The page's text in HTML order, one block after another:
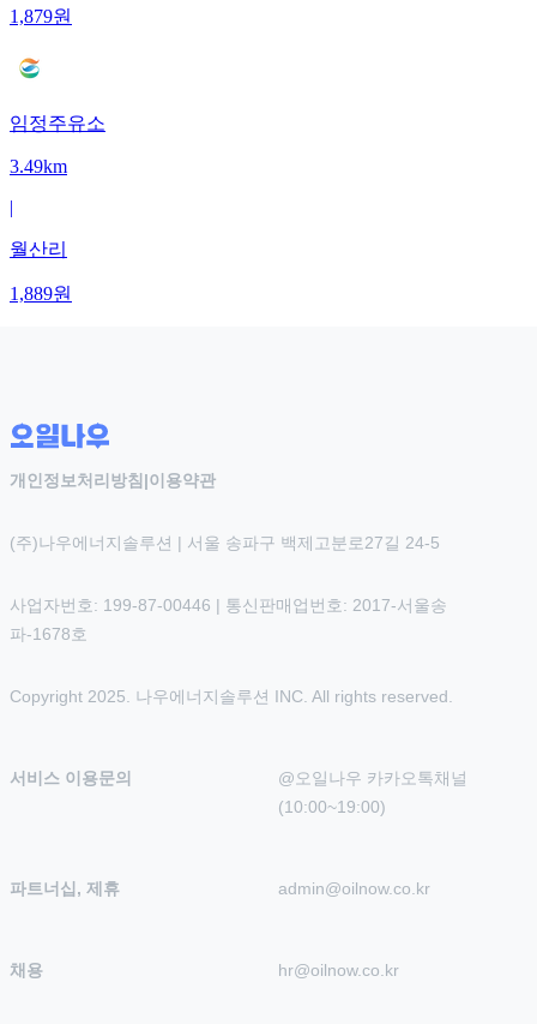
1,879원
임정주유소
3.49km
|
월산리
1,889원
개인정보처리방침 |이용약관
(주)나우에너지솔루션 | 서울 송파구 백제고분로27길 24-5
사업자번호: 199-87-00446 | 통신판매업번호: 2017-서울송
파-1678호
Copyright 2025. 나우에너지솔루션 INC. All rights reserved.
서비스 이용문의
@오일나우 카카오톡채널
(10:00~19:00)
파트너십, 제휴 admin@oilnow.co.kr
채용 hr@oilnow.co.kr